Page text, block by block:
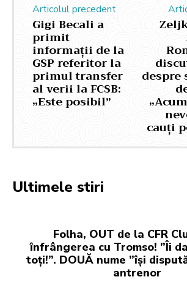
Articolul precedent
Gigi Becali a
primit
informații de la
GSP referitor la
primul transfer
al verii la FCSB:
„Este posibil”
despre
cauți
Ultimele stiri
Folha, OUT de la CFR
înfrângerea cu Tromso! ”Îi
toți!”. DOUĂ nume ”își
antrenor